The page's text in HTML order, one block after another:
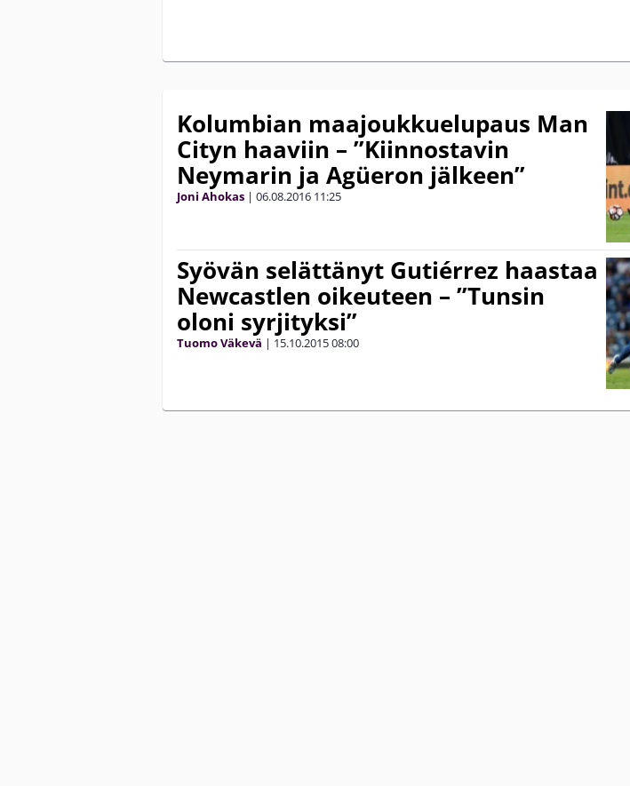
Kolumbian maajoukkuelupaus Man
Cityn haaviin – ”Kiinnostavin
Neymarin ja Agüeron jälkeen”
Joni Ahokas | 06.08.2016 11:25
Syövän selättänyt Gutiérrez haastaa
Newcastlen oikeuteen – ”Tunsin
oloni syrjityksi”
Tuomo Väkevä | 15.10.201508:00